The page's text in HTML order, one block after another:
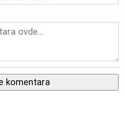
komentara